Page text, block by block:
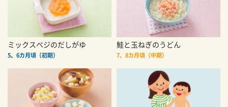
ミックスベジのだしがゆ
5、6カ月頃（初期）
鮭と玉ねぎのうどん
7、8カ月頃（中期）